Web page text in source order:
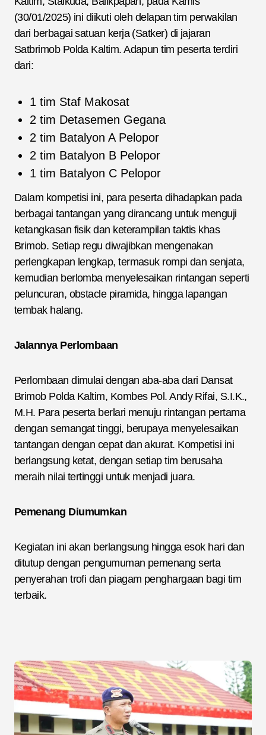
(30/01/2025) ini diikuti oleh delapan tim perwakilan
dari berbagai satuan kerja (Satker) di jajaran
Satbrimob Polda Kaltim. Adapun tim peserta terdiri
dari:
1 tim Staf Makosat
2 tim Detasemen Gegana
2 tim Batalyon A Pelopor
2 tim Batalyon B Pelopor
1 tim Batalyon C Pelopor
Dalam kompetisi ini, para peserta dihadapkan pada
berbagai tantangan yang dirancang untuk menguji
ketangkasan fisik dan keterampilan taktis khas
Brimob. Setiap regu diwajibkan mengenakan
perlengkapan lengkap, termasuk rompi dan senjata,
kemudian berlomba menyelesaikan rintangan seperti
peluncuran, obstacle piramida, hingga lapangan
tembak halang.
Jalannya Perlombaan
Perlombaan dimulai dengan aba-aba dari Dansat
Brimob Polda Kaltim, Kombes Pol. Andy Rifai, S.I.K.,
M.H. Para peserta berlari menuju rintangan pertama
dengan semangat tinggi, berupaya menyelesaikan
tantangan dengan cepat dan akurat. Kompetisi ini
berlangsung ketat, dengan setiap tim berusaha
meraih nilai tertinggi untuk menjadi juara.
Pemenang Diumumkan
Kegiatan ini akan berlangsung hingga esok hari dan
ditutup dengan pengumuman pemenang serta
penyerahan trofi dan piagam penghargaan bagi tim
terbaik.